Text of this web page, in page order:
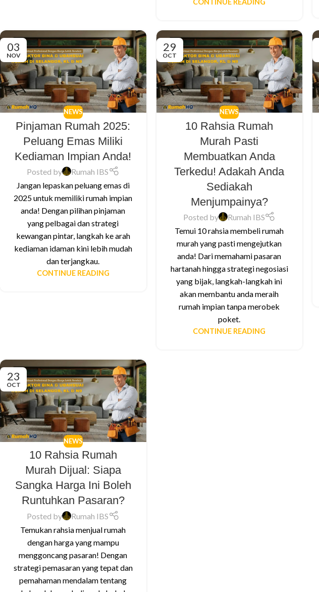
CONTINUE READING
03
NOV
NEWS
Pinjaman Rumah 2025:
Peluang Emas Miliki
Kediaman Impian Anda!
Posted by
Rumah IBS
Jangan lepaskan peluang emas di
2025 untuk memiliki rumah impian
anda! Dengan pilihan pinjaman
yang pelbagai dan strategi
kewangan pintar, langkah ke arah
kediaman idaman kini lebih mudah
dan terjangkau.
CONTINUE READING
29
OCT
NEWS
10 Rahsia Rumah
Murah Pasti
Membuatkan Anda
Terkedu! Adakah Anda
Sediakah
Menjumpainya?
Posted by
Rumah IBS
Temui 10 rahsia membeli rumah
murah yang pasti mengejutkan
anda! Dari memahami pasaran
hartanah hingga strategi negosiasi
yang bijak, langkah-langkah ini
akan membantu anda meraih
rumah impian tanpa merobek
poket.
CONTINUE READING
23
OCT
NEWS
10 Rahsia Rumah
Murah Dijual: Siapa
Sangka Harga Ini Boleh
Runtuhkan Pasaran?
Posted by
Rumah IBS
Temukan rahsia menjual rumah
dengan harga yang mampu
menggoncang pasaran! Dengan
strategi pemasaran yang tepat dan
pemahaman mendalam tentang